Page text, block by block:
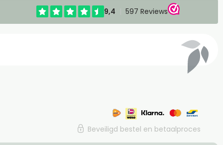
Beveiligd bestel en betaalproces